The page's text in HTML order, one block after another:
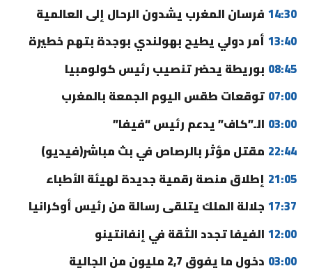
14:30 فرسان المغرب يشدون الرحال إلى العالمية
13:40 أمر دولي يطيح بهولندي بوجدة بتهم خطيرة
08:45 بوريطة يحضر تنصيب رئيس كولومبيا
07:00 توقعات طقس اليوم الجمعة بالمغرب
03:00 الـ”كاف” يدعم رئيس “فيفا”
22:44 مقتل مؤثر بالرصاص في بث مباشر(فيديو)
21:05 إطلاق منصة رقمية جديدة لهيئة الأطباء
17:37 جلالة الملك يتلقى رسالة من رئيس أوكرانيا
12:00 الفيفا تجدد الثقة في إنفانتينو
03:00 دخول ما يفوق 2,7 مليون من الجالية